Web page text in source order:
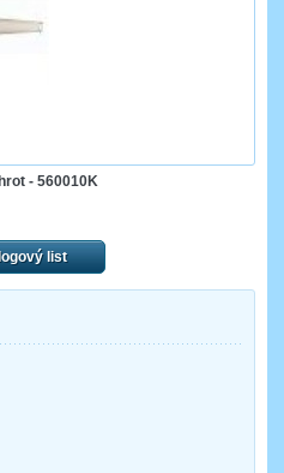
- 560010K
list